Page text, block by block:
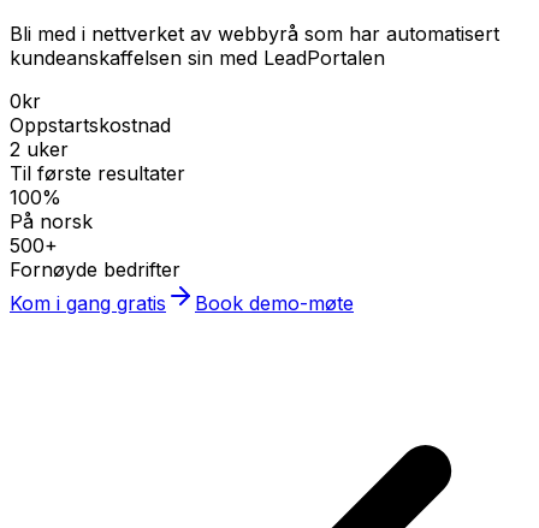
Bli med i nettverket av webbyrå som har automatisert
kundeanskaffelsen sin med LeadPortalen
0kr
Oppstartskostnad
2 uker
Til første resultater
100%
På norsk
500+
Fornøyde bedrifter
Kom i gang gratis
Book demo-møte